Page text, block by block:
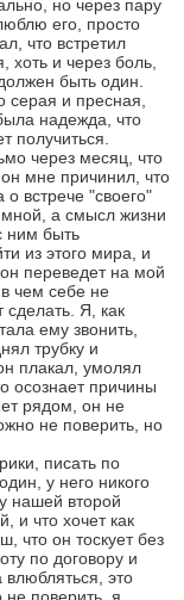
но через пару
его, просто
что встретил
хоть и через боль,
быть один.
серая и пресная,
надежда, что
получиться.
через месяц, что
мне причинил, что
встрече "своего"
мной, а смысл жизни
ним быть
из этого мира, и
переведет на мой
в чем себе не
Я, как
ему звонить,
трубку и
плакал, умолял
осознает причины
рядом, он не
не поверить, но
писать по
у него никого
нашей второй
и что хочет как
что он тоскует без
по договору и
влюбляться, это
поверить, я